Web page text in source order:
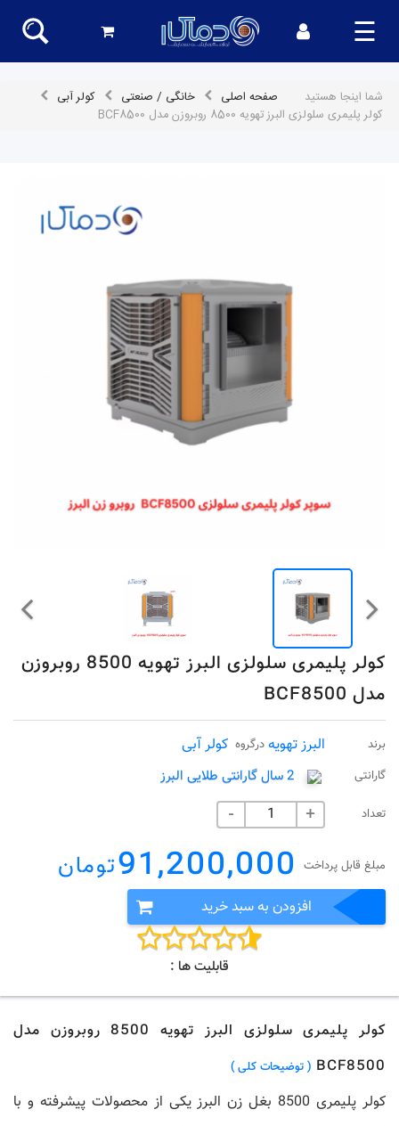
☰
شما اینجا هستید صفحه اصلی خانگی / صنعتی
کولر آبی
کولر پلیمری سلولزی البرز تهویه 8500 روبروزن مدل BCF8500
کولر پلیمری سلولزی البرز تهویه 8500 روبروزن
مدل BCF8500
برند البرز تهویه درگروه کولر آبی
گارانتی 2 سال گارانتی طلایی البرز
تعداد - +
مبلغ قابل پرداخت 91,200,000تومان
افزودن به سبد خرید
قابلیت ها :
کولر پلیمری سلولزی البرز تهویه 8500 روبروزن مدل
BCF8500 ( توضیحات کلی )
کولر پلیمری 8500 بغل زن البرز یکی از محصولات پیشرفته و با